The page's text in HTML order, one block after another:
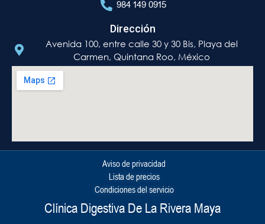
984 149 0915
Dirección
Avenida 100, entre calle 30 y 30 Bis, Playa del
Carmen, Quintana Roo, México
Aviso de privacidad
Lista de precios
Condiciones del servicio
Clínica Digestiva De La Rivera Maya